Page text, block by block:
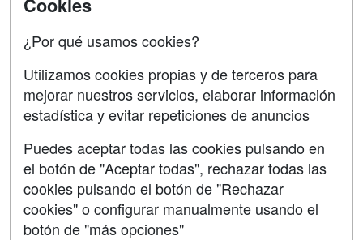
Contactar
Confidencialidad
Aviso legal
Copyleft
Cookies
¿Por qué usamos cookies?
Utilizamos cookies propias y de terceros para
mejorar nuestros servicios, elaborar información
estadística y evitar repeticiones de anuncios
Puedes aceptar todas las cookies pulsando en
el botón de "Aceptar todas", rechazar todas las
cookies pulsando el botón de "Rechazar
cookies" o configurar manualmente usando el
botón de "más opciones"